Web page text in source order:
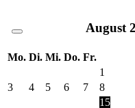
August
Mo. Di. Mi. Do. Fr.
1
3
4 5 6 7 8
15